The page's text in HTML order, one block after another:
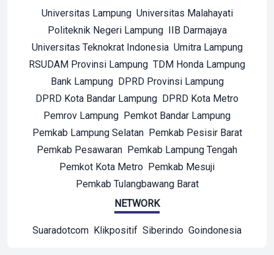
Universitas Lampung Universitas Malahayati
Politeknik Negeri Lampung IIB Darmajaya
Universitas Teknokrat Indonesia Umitra Lampung
RSUDAM Provinsi Lampung TDM Honda Lampung
Bank Lampung DPRD Provinsi Lampung
DPRD Kota Bandar Lampung DPRD Kota Metro
Pemrov Lampung Pemkot Bandar Lampung
Pemkab Lampung Selatan Pemkab Pesisir Barat
Pemkab Pesawaran Pemkab Lampung Tengah
Pemkot Kota Metro Pemkab Mesuji
Pemkab Tulangbawang Barat
NETWORK
Suaradotcom Klikpositif Siberindo Goindonesia